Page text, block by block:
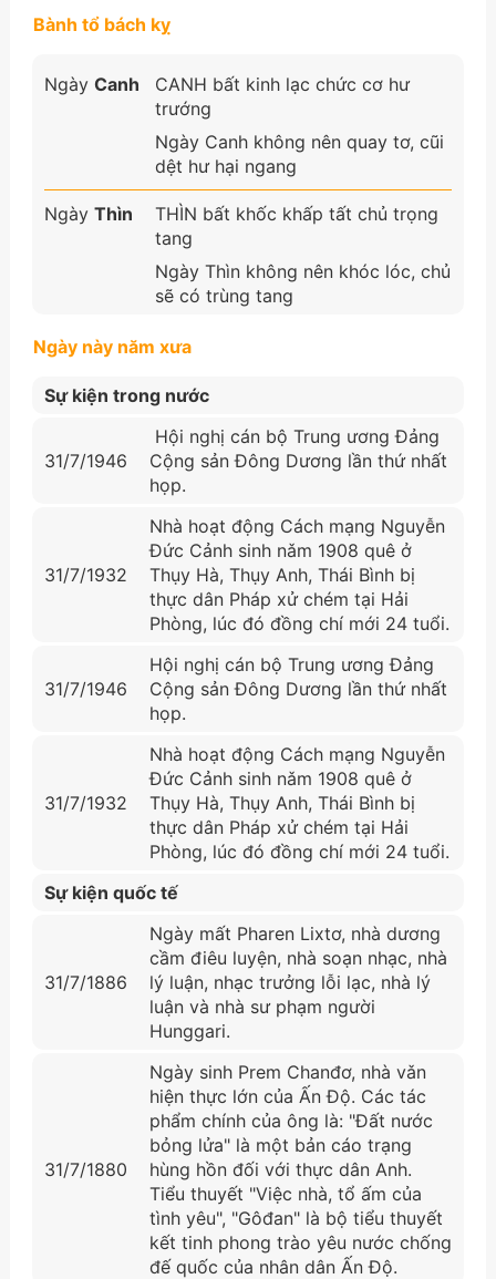
Bành tổ bách kỵ
Ngày Canh
CANH bất kinh lạc chức cơ hư
trướng
Ngày Canh không nên quay tơ, cũi
dệt hư hại ngang
Ngày Thìn
THÌN bất khốc khấp tất chủ trọng
tang
Ngày Thìn không nên khóc lóc, chủ
sẽ có trùng tang
Ngày này năm xưa
Sự kiện trong nước
31/7/1946
Hội nghị cán bộ Trung ương Đảng
Cộng sản Đông Dương lần thứ nhất
họp.
31/7/1932
Nhà hoạt động Cách mạng Nguyễn
Đức Cảnh sinh nǎm 1908 quê ở
Thụy Hà, Thụy Anh, Thái Bình bị
thực dân Pháp xử chém tại Hải
Phòng, lúc đó đồng chí mới 24 tuổi.
31/7/1946
Hội nghị cán bộ Trung ương Đảng
Cộng sản Đông Dương lần thứ nhất
họp.
31/7/1932
Nhà hoạt động Cách mạng Nguyễn
Đức Cảnh sinh nǎm 1908 quê ở
Thụy Hà, Thụy Anh, Thái Bình bị
thực dân Pháp xử chém tại Hải
Phòng, lúc đó đồng chí mới 24 tuổi.
Sự kiện quốc tế
31/7/1886
Ngày mất Pharen Lixtơ, nhà dương
cầm điêu luyện, nhà soạn nhạc, nhà
lý luận, nhạc trưởng lỗi lạc, nhà lý
luận và nhà sư phạm người
Hunggari.
31/7/1880
Ngày sinh Prem Chanđơ, nhà vǎn
hiện thực lớn của Ấn Độ. Các tác
phẩm chính của ông là: "Đất nước
bỏng lửa" là một bản cáo trạng
hùng hồn đối với thực dân Anh.
Tiểu thuyết "Việc nhà, tổ ấm của
tình yêu", "Gôđan" là bộ tiểu thuyết
kết tinh phong trào yêu nước chống
đế quốc của nhân dân Ấn Độ.